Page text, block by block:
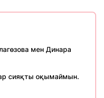
мен Динара
сияқты оқымаймын.